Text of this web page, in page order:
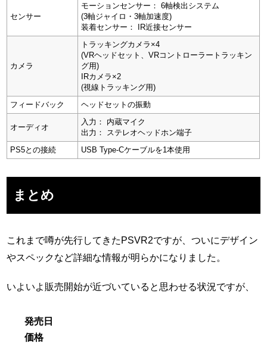
センサー
モーションセンサー： 6軸検出システム
(3軸ジャイロ・3軸加速度)
装着センサー： IR近接センサー
カメラ
トラッキングカメラ×4
(VRヘッドセット、VRコントローラートラッキン
グ用)
IRカメラ×2
(視線トラッキング用)
フィードバック
ヘッドセットの振動
オーディオ
入力： 内蔵マイク
出力： ステレオヘッドホン端子
PS5との接続
USB Type-Cケーブルを1本使用
まとめ
これまで噂が先行してきたPSVR2ですが、ついにデザイン
やスペックなど詳細な情報が明らかになりました。
いよいよ販売開始が近づいていると思わせる状況ですが、
発売日
価格